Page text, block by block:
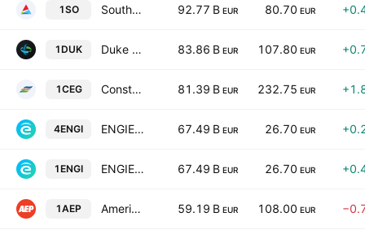
1SO Southern Company 92.77 B EUR 80.70 EUR
1DUK Duke Energy Corporation 83.86 B EUR 107.80 EUR
1CEG Constellation Energy Corporation 81.39 B EUR 232.75 EUR
4ENGI ENGIE S.A. 67.49 B EUR 26.70 EUR
1ENGI ENGIE S.A. 67.49 B EUR 26.70 EUR
1AEP American Electric Power Company, Inc. 59.19 B EUR 108.00 EUR